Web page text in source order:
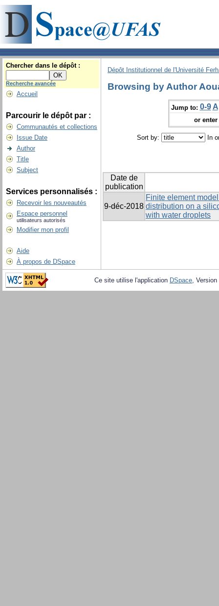
Chercher dans le dépôt :
Recherche avancée
Accueil
Parcourir le dépôt par :
Communautés et collections
Issue Date
Author
Title
Subject
Services personnalisés :
Recevoir les nouveautés
Espace personnel
utilisateurs autorisés
Modifier mon profil
Aide
À propos de DSpace
Dépôt Institutionnel de l'Université
Browsing by Author
Jump to: 0-9 A
or
Sort by: In
Date de
publication
9-déc-2018
Finite element
distribution on a
with water droplets
Ce site utilise l'application DSpace,